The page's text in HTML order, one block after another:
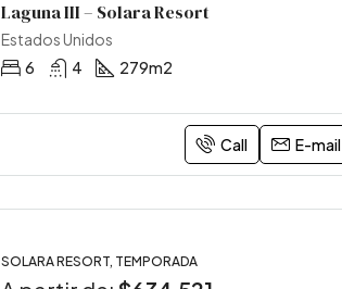
Laguna III – Solara Resort
Estados Unidos
6
4 279m2
Call E-mail
SOLARA RESORT, TEMPORADA